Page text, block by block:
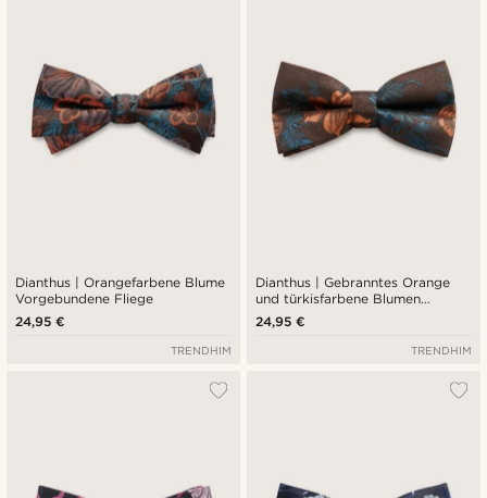
Dianthus | Orangefarbene Blume
Vorgebundene Fliege
24,95 €
TRENDHIM
Dianthus | Gebranntes Orange
und türkisfarbene Blumen
Vorgebundene Fliege
24,95 €
TRENDHIM